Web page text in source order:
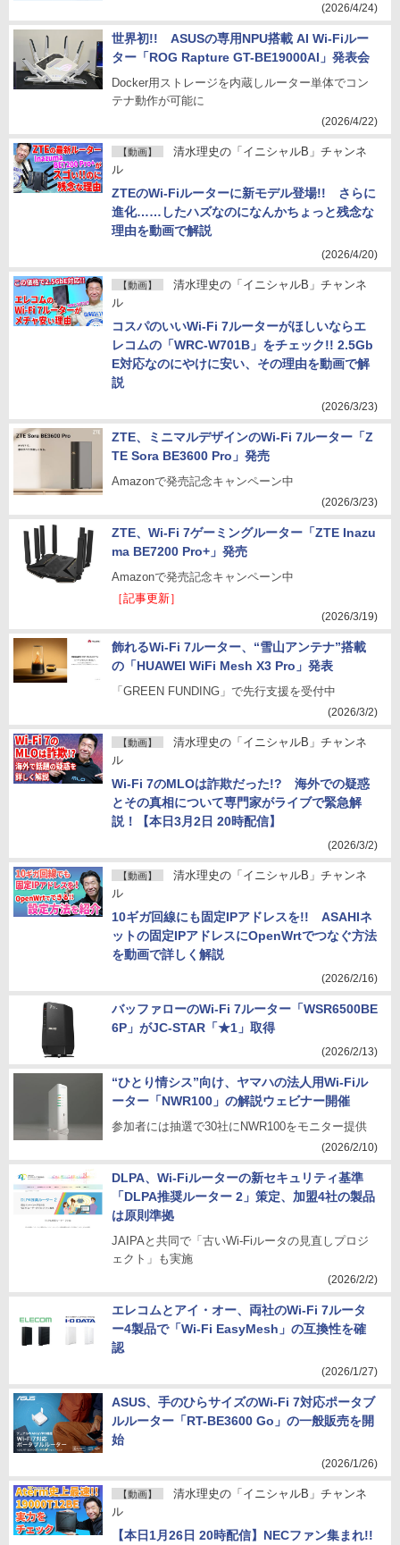
(2026/4/24)
世界初!! ASUSの専用NPU搭載 AI Wi-Fiルー
ター「ROG Rapture GT-BE19000AI」発表会
Docker用ストレージを内蔵しルーター単体でコン
テナ動作が可能に
(2026/4/22)
【動画】
清水理史の「イニシャルB」チャンネ
ル
ZTEのWi-Fiルーターに新モデル登場!! さらに
進化……したハズなのになんかちょっと残念な
理由を動画で解説
(2026/4/20)
【動画】
清水理史の「イニシャルB」チャンネ
ル
コスパのいいWi-Fi 7ルーターがほしいならエ
レコムの「WRC-W701B」をチェック!! 2.5Gb
E対応なのにやけに安い、その理由を動画で解
説
(2026/3/23)
ZTE、ミニマルデザインのWi-Fi 7ルーター「Z
TE Sora BE3600 Pro」発売
Amazonで発売記念キャンペーン中
(2026/3/23)
ZTE、Wi-Fi 7ゲーミングルーター「ZTE Inazu
ma BE7200 Pro+」発売
Amazonで発売記念キャンペーン中
［記事更新］
(2026/3/19)
飾れるWi-Fi 7ルーター、“雪山アンテナ”搭載
の「HUAWEI WiFi Mesh X3 Pro」発表
「GREEN FUNDING」で先行支援を受付中
(2026/3/2)
【動画】
清水理史の「イニシャルB」チャンネ
ル
Wi-Fi 7のMLOは詐欺だった!? 海外での疑惑
とその真相について専門家がライブで緊急解
説！【本日3月2日 20時配信】
(2026/3/2)
【動画】
清水理史の「イニシャルB」チャンネ
ル
10ギガ回線にも固定IPアドレスを!! ASAHIネ
ットの固定IPアドレスにOpenWrtでつなぐ方法
を動画で詳しく解説
(2026/2/16)
バッファローのWi-Fi 7ルーター「WSR6500BE
6P」がJC-STAR「★1」取得
(2026/2/13)
“ひとり情シス”向け、ヤマハの法人用Wi-Fiル
ーター「NWR100」の解説ウェビナー開催
参加者には抽選で30社にNWR100をモニター提供
(2026/2/10)
DLPA、Wi-Fiルーターの新セキュリティ基準
「DLPA推奨ルーター 2」策定、加盟4社の製品
は原則準拠
JAIPAと共同で「古いWi-Fiルータの見直しプロジ
ェクト」も実施
(2026/2/2)
エレコムとアイ・オー、両社のWi-Fi 7ルータ
ー4製品で「Wi-Fi EasyMesh」の互換性を確
認
(2026/1/27)
ASUS、手のひらサイズのWi-Fi 7対応ポータブ
ルルーター「RT-BE3600 Go」の一般販売を開
始
(2026/1/26)
【動画】
清水理史の「イニシャルB」チャンネ
ル
【本日1月26日 20時配信】NECファン集まれ!!